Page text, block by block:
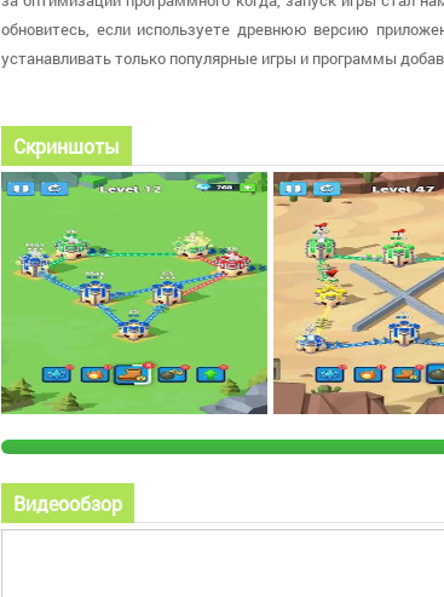
обновитесь, если используете древнюю версию
устанавливать только популярные игры и программы
Скриншоты
Видеообзор